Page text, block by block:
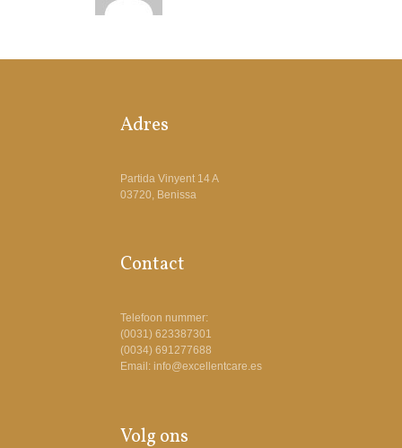
Adres
Partida Vinyent 14 A
03720, Benissa
Contact
Telefoon nummer:
(0031) 623387301
(0034) 691277688
Email: info@excellentcare.es
Volg ons